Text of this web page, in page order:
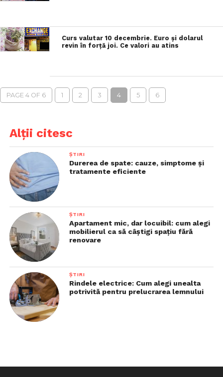
Curs valutar 10 decembrie. Euro și dolarul
revin în forță joi. Ce valori au atins
PAGE 4 OF 6 1 2 3 4 5 6
Alții citesc
ȘTIRI
Durerea de spate: cauze, simptome și
tratamente eficiente
ȘTIRI
Apartament mic, dar locuibil: cum alegi
mobilierul ca să câștigi spațiu fără
renovare
ȘTIRI
Rindele electrice: Cum alegi unealta
potrivită pentru prelucrarea lemnului